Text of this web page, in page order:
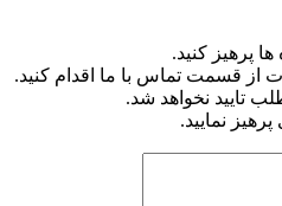
پرهیز کنید.
قسمت تماس با ما اقدام کنید.
تایید نخواهد شد.
نمایید.